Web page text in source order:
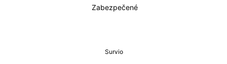
Zabezpečené
Survio